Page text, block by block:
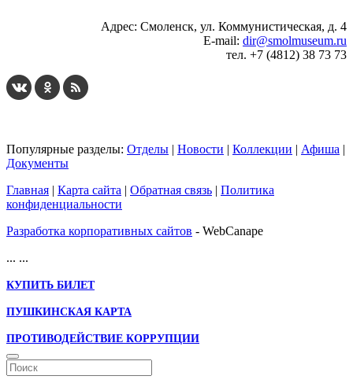
Адрес: Смоленск, ул. Коммунистическая, д. 4
E-mail: dir@smolmuseum.ru
тел. +7 (4812) 38 73 73
Популярные разделы: Отделы | Новости | Коллекции | Афиша |
Документы
Главная | Карта сайта | Обратная связь | Политика
конфиденциальности
Разработка корпоративных сайтов - WebCanape
... ...
КУПИТЬ БИЛЕТ
ПУШКИНСКАЯ КАРТА
ПРОТИВОДЕЙСТВИЕ КОРРУПЦИИ